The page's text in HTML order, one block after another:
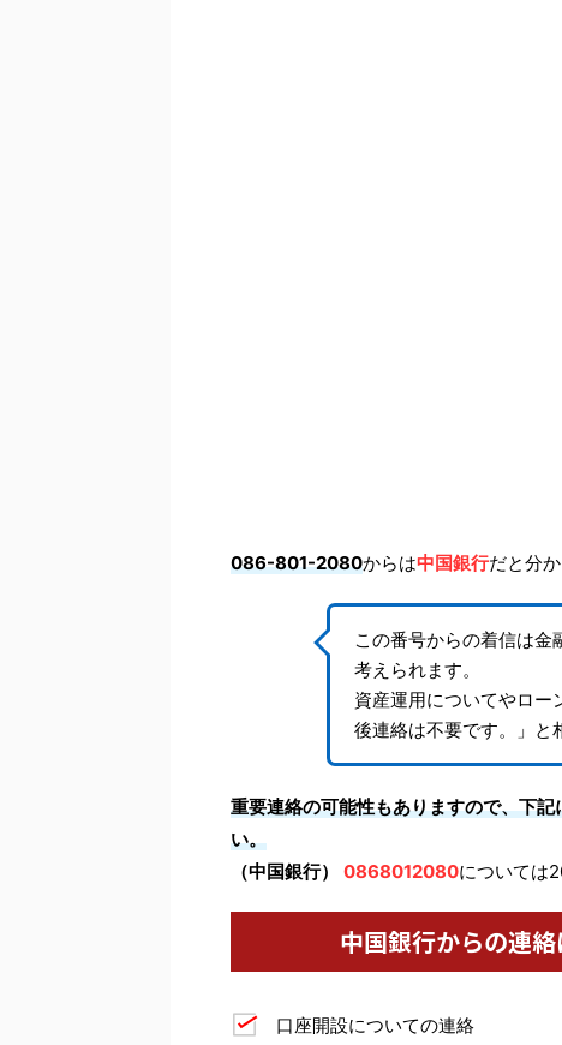
086-801-2080からは中国銀行だと分
この番号からの着信は
考えられます。
資産運用についてやロー
後連絡は不要です。」と
重要連絡の可能性もありますので、下
い。
（中国銀行）
0868012080については
中国銀行からの連絡
口座開設についての連絡